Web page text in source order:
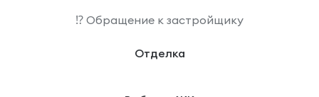
⁉️ Обращение к застройщику
Отделка